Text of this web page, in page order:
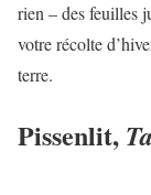
rien – des feuilles
votre récolte
terre.
Pissenlit,